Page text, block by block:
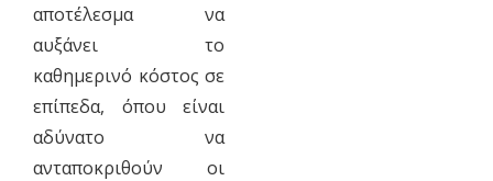
αποτέλεσμα να
αυξάνει το
καθημερινό κόστος σε
επίπεδα, όπου είναι
αδύνατο να
ανταποκριθούν οι